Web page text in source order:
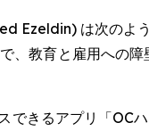
Ezeldin) は次のよ
教育と雇用への
きるアプリ「OC